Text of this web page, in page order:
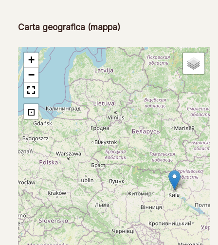
Carta geografica (mappa)
+
−
⊡